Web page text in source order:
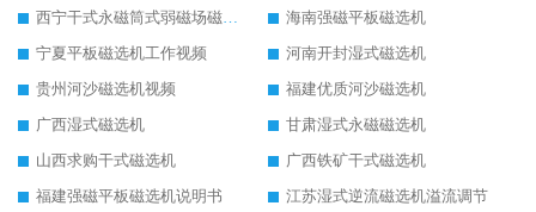
西宁干式永磁筒式弱磁场磁选机结构图
海南强磁平板磁选机
宁夏平板磁选机工作视频
河南开封湿式磁选机
贵州河沙磁选机视频
福建优质河沙磁选机
广西湿式磁选机
甘肃湿式永磁磁选机
山西求购干式磁选机
广西铁矿干式磁选机
福建强磁平板磁选机说明书
江苏湿式逆流磁选机溢流调节